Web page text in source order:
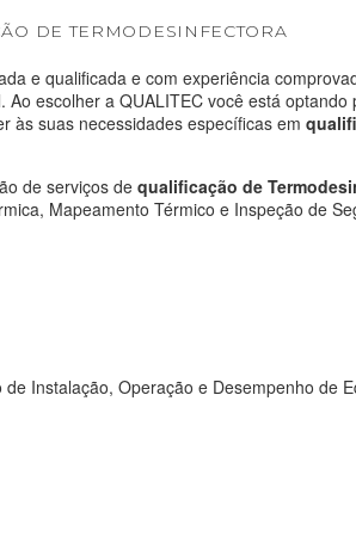
DE TERMODESINFECTORA
e qualificada e com experiência
escolher a QUALITEC você está
às suas necessidades específicas em
de serviços de qualificação de
Mapeamento Térmico e Inspeção de
Instalação, Operação e Desempenho de